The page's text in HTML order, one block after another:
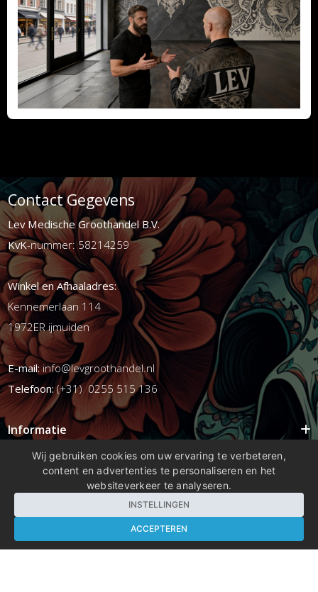
Contact Gegevens
Lev Medische Groothandel B.V.
KvK-nummer: 58214259
Winkel en Afhaaladres:
Kennemerlaan 114
1972ER ijmuiden
E-mail:info@levgroothandel.nl
Telefoon:(+31) 0255 515 136
Informatie
Mijn account
Wij gebruiken cookies om uw ervaring te verbeteren,
content en advertenties te personaliseren en het
websiteverkeer te analyseren.
INSTELLINGEN
ACCEPTEREN